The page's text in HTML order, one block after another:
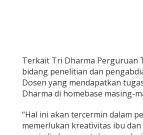
Terkait Tri Dharma Perguruan
bidang penelitian dan
Dosen yang mendapatkan
Dharma di homebase masing-
“Hal ini akan tercermin dalam
memerlukan kreativitas ibu